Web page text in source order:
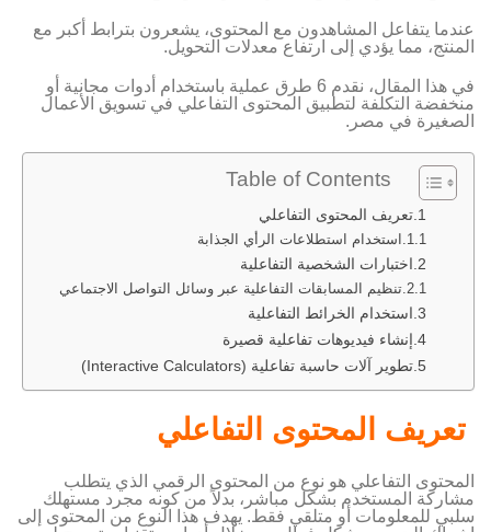
عندما يتفاعل المشاهدون مع المحتوى، يشعرون بترابط أكبر مع
المنتج، مما يؤدي إلى ارتفاع معدلات التحويل.
في هذا المقال، نقدم 6 طرق عملية باستخدام أدوات مجانية أو
منخفضة التكلفة لتطبيق المحتوى التفاعلي في تسويق الأعمال
الصغيرة في مصر.
Table of Contents
تعريف المحتوى التفاعلي
استخدام استطلاعات الرأي الجذابة
اختبارات الشخصية التفاعلية
تنظيم المسابقات التفاعلية عبر وسائل التواصل الاجتماعي
استخدام الخرائط التفاعلية
إنشاء فيديوهات تفاعلية قصيرة
تطوير آلات حاسبة تفاعلية (Interactive Calculators)
تعريف المحتوى التفاعلي
المحتوى التفاعلي هو نوع من المحتوى الرقمي الذي يتطلب
مشاركة المستخدم بشكل مباشر، بدلاً من كونه مجرد مستهلك
سلبي للمعلومات أو متلقي فقط. يهدف هذا النوع من المحتوى إلى